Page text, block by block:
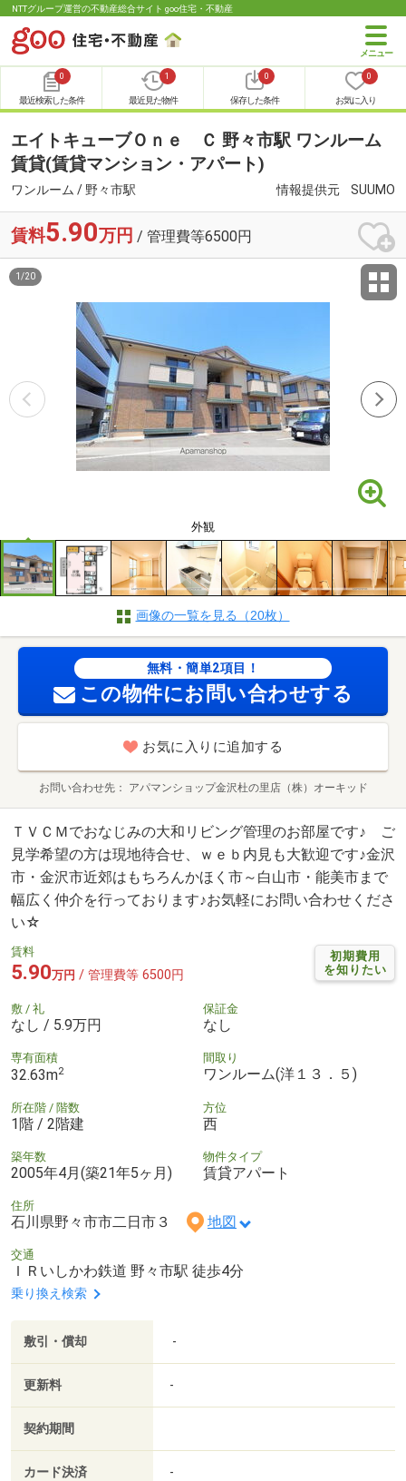
NTTグループ運営の不動産総合サイト goo住宅・不動産
0
最近検索した条件
1
最近見た物件
0
保存した条件
0
お気に入り
エイトキューブＯｎｅ Ｃ 野々市駅 ワンルーム
賃貸(賃貸マンション・アパート)
ワンルーム / 野々市駅 情報提供元 SUUMO
賃料5.90万円 / 管理費等6500円
外観
1 /20
画像の一覧を見る（20枚）
無料・簡単2項目！
この物件にお問い合わせする
お気に入りに追加する
お問い合わせ先 アパマンショップ金沢杜の里店（株）オーキッド
ＴＶＣＭでおなじみの大和リビング管理のお部屋です♪ ご
見学希望の方は現地待合せ、ｗｅｂ内見も大歓迎です♪金沢
市・金沢市近郊はもちろんかほく市～白山市・能美市まで
幅広く仲介を行っております♪お気軽にお問い合わせくださ
い☆
初期費用
を知りたい
賃料
5.90万円 / 管理費等 6500円
敷 / 礼
なし / 5.9万円
保証金
なし
専有面積
32.63m2
間取り
ワンルーム(洋１３．５)
所在階 / 階数
1階 / 2階建
方位
西
築年数
2005年4月(築21年5ヶ月)
物件タイプ
賃貸アパート
住所
石川県野々市市二日市３ 地図
交通
ＩＲいしかわ鉄道 野々市駅 徒歩4分
乗り換え検索
敷引・償却 -
更新料 -
契約期間
カード決済 -